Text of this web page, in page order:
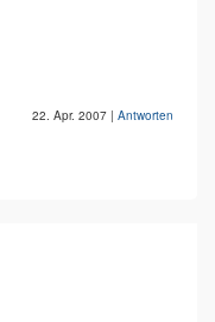
22. Apr. 2007 | Antworten